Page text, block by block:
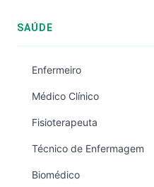
SAÚDE
Enfermeiro
Médico Clínico
Fisioterapeuta
Técnico de Enfermagem
Biomédico